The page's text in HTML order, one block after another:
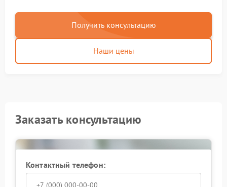
Получить консультацию
Наши цены
Заказать консультацию
Контактный телефон: